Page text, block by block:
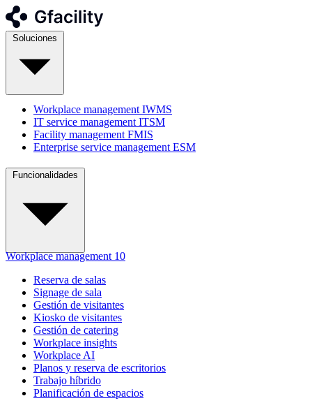
Workplace management IWMS
IT service management ITSM
Facility management FMIS
Enterprise service management ESM
Workplace management 10
Reserva de salas
Signage de sala
Gestión de visitantes
Kiosko de visitantes
Gestión de catering
Workplace insights
Workplace AI
Planos y reserva de escritorios
Trabajo híbrido
Planificación de espacios